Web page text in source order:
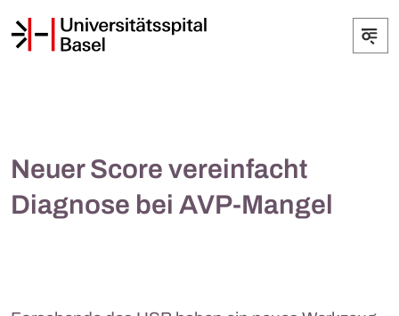
Neuer Score vereinfacht
Diagnose bei AVP-Mangel